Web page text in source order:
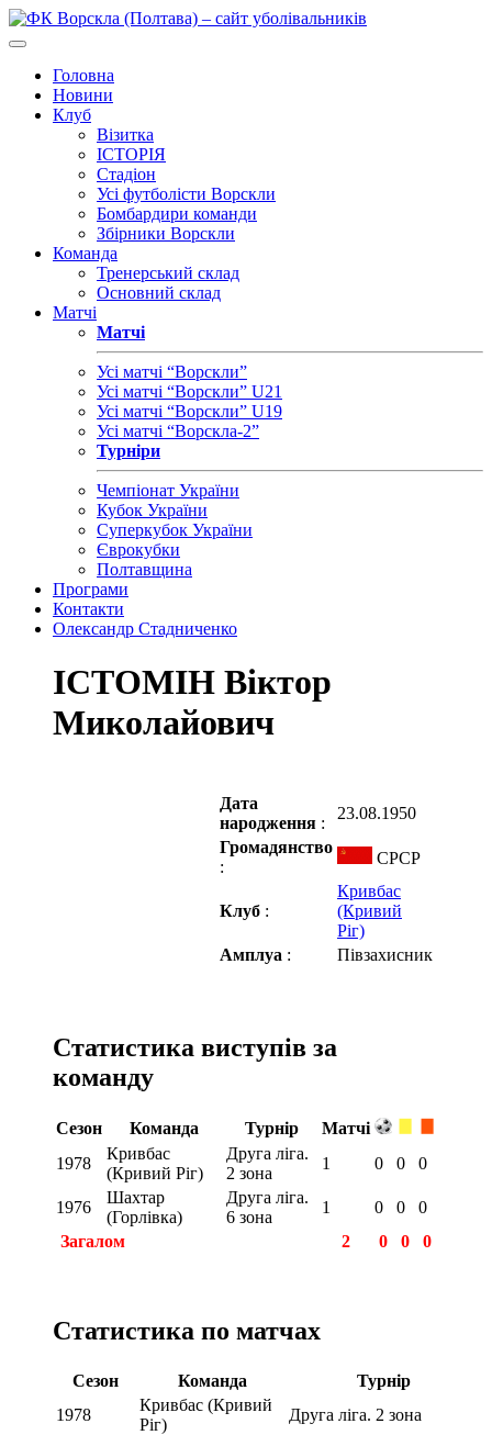
Головна
Новини
Клуб
Візитка
ІСТОРІЯ
Стадіон
Усі футболісти Ворскли
Бомбардири команди
Збірники Ворскли
Команда
Тренерський склад
Основний склад
Матчі
Матчі
Усі матчі “Ворскли”
Усі матчі “Ворскли” U21
Усі матчі “Ворскли” U19
Усі матчі “Ворскла-2”
Турніри
Чемпіонат України
Кубок України
Суперкубок України
Єврокубки
Полтавщина
Програми
Контакти
Олександр Стадниченко
ІСТОМІН Віктор
Миколайович
Дата
народження :
23.08.1950
Громадянство
:
СРСР
Клуб :
Кривбас
(Кривий
Ріг)
Амплуа : Півзахисник
Статистика виступів за
команду
Сезон Команда Турнір
Матчі
1978
Кривбас
(Кривий Ріг)
Друга ліга.
2 зона
1 0 0 0
1976
Шахтар
(Горлівка)
Друга ліга.
6 зона
1 0 0
0
Загалом
2 0 0 0
Статистика по матчах
Сезон Команда
Турнір
1978
Кривбас (Кривий
Ріг)
Друга ліга. 2 зона